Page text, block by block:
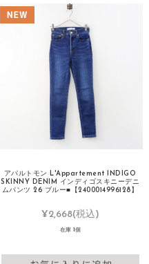
アパルトモン L'Appartement INDIGO
SKINNY DENIM インディゴスキニーデニ
ムパンツ 26 ブルー■【2400014996128】
¥2,668(税込)
在庫 1個